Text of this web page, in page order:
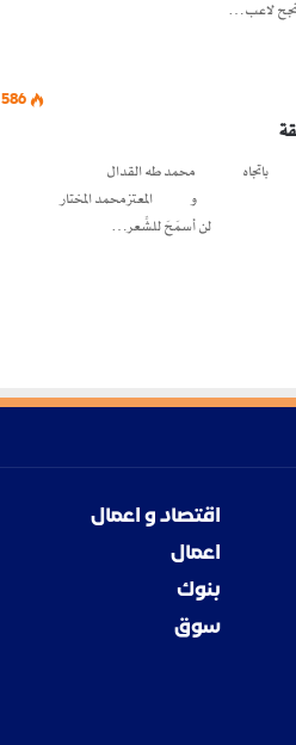
نجح لاعب…
586
باتجاه محمد طه القدال
و المعتز محمد المختار
لن أسمَحَ للشِّعر…
اقتصاد و اعمال
اعمال
بنوك
سوق